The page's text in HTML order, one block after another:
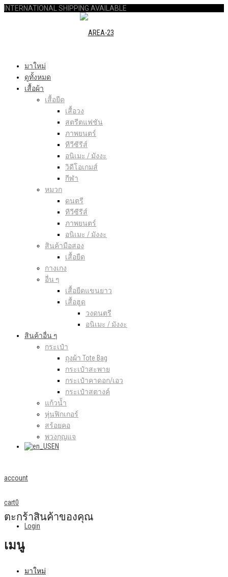
INTERNATIONAL SHIPPING AVAILABLE
มาใหม่
ดูทั้งหมด
เสื้อผ้า
เสื้อยืด
เสื้อวง
สตรีตแฟชัน
ภาพยนตร์
ทีวีซีรีส์
อนิเมะ / มังงะ
วิดีโอเกมส์
กีฬา
หมวก
ดนตรี
ทีวีซีรีส์
ภาพยนตร์
อนิเมะ / มังงะ
สินค้ามือสอง
เสื้อยืด
กางเกง
อื่น ๆ
เสื้อยืดแขนยาว
เสื้อฮูด
วงดนตรี
อนิเมะ / มังงะ
สินค้าอื่น ๆ
กระเป๋า
ถุงผ้า Tote Bag
กระเป๋าสะพาย
กระเป๋าคาดอก/เอว
กระเป๋าสตางค์
แก้วน้ำ
หุ่นฟิกเกอร์
สร้อยคอ
พวงกุญแจ
EN
account
Login
cart0
ตะกร้าสินค้าของคุณ
เมนู
มาใหม่